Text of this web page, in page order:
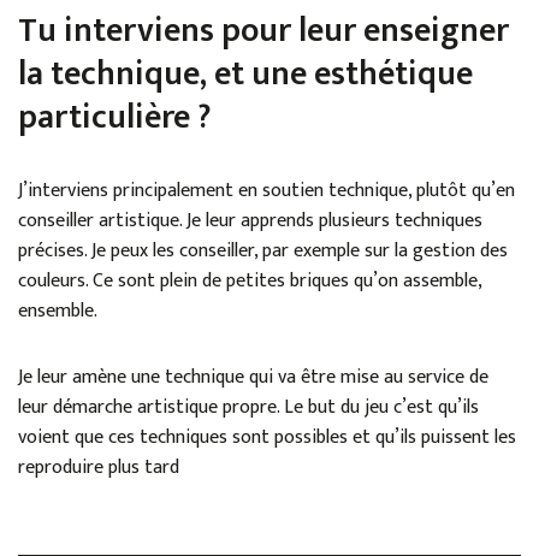
Tu interviens pour leur enseigner
la technique, et une esthétique
particulière ?
J’interviens principalement en soutien technique, plutôt qu’en
conseiller artistique. Je leur apprends plusieurs techniques
précises. Je peux les conseiller, par exemple sur la gestion des
couleurs. Ce sont plein de petites briques qu’on assemble,
ensemble.
Je leur amène une technique qui va être mise au service de
leur démarche artistique propre. Le but du jeu c’est qu’ils
voient que ces techniques sont possibles et qu’ils puissent les
reproduire plus tard